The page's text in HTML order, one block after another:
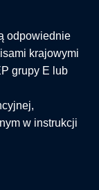
odpowiednie
krajowymi
grupy E lub
w instrukcji